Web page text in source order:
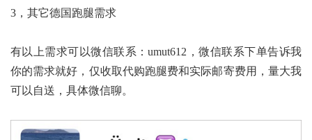
3，其它德国跑腿需求
有以上需求可以微信联系：umut612，微信联系下单告诉我
你的需求就好，仅收取代购跑腿费和实际邮寄费用，量大我
可以自送，具体微信聊。